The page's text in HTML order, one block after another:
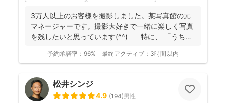
3万人以上のお客様を撮影しました。某写真館の元
マネージャーです。撮影大好きで一緒に楽しく写真
を残したいと思っています(^^) 特に、 「うち
予約承諾率： 96% 最終アクティブ： 3時間以内
松井シンジ
4.9 (194)男性